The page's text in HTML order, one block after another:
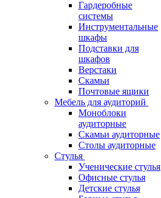
Гардеробные
системы
Инструментальные
шкафы
Подставки для
шкафов
Верстаки
Скамьи
Почтовые ящики
Мебель для аудиторий
Моноблоки
аудиторные
Скамьи аудиторные
Столы аудиторные
Стулья
Ученические стулья
Офисные стулья
Детские стулья